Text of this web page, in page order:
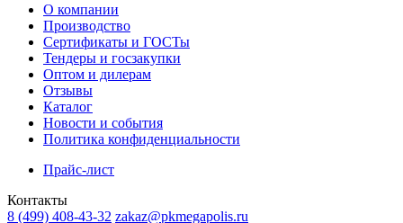
О компании
Производство
Сертификаты и ГОСТы
Тендеры и госзакупки
Оптом и дилерам
Отзывы
Каталог
Новости и события
Политика конфиденциальности
Прайс-лист
Контакты
8 (499) 408-43-32 zakaz@pkmegapolis.ru